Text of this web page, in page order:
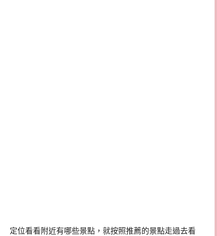
定位看看附近有哪些景點，就按照推薦的景點走過去看